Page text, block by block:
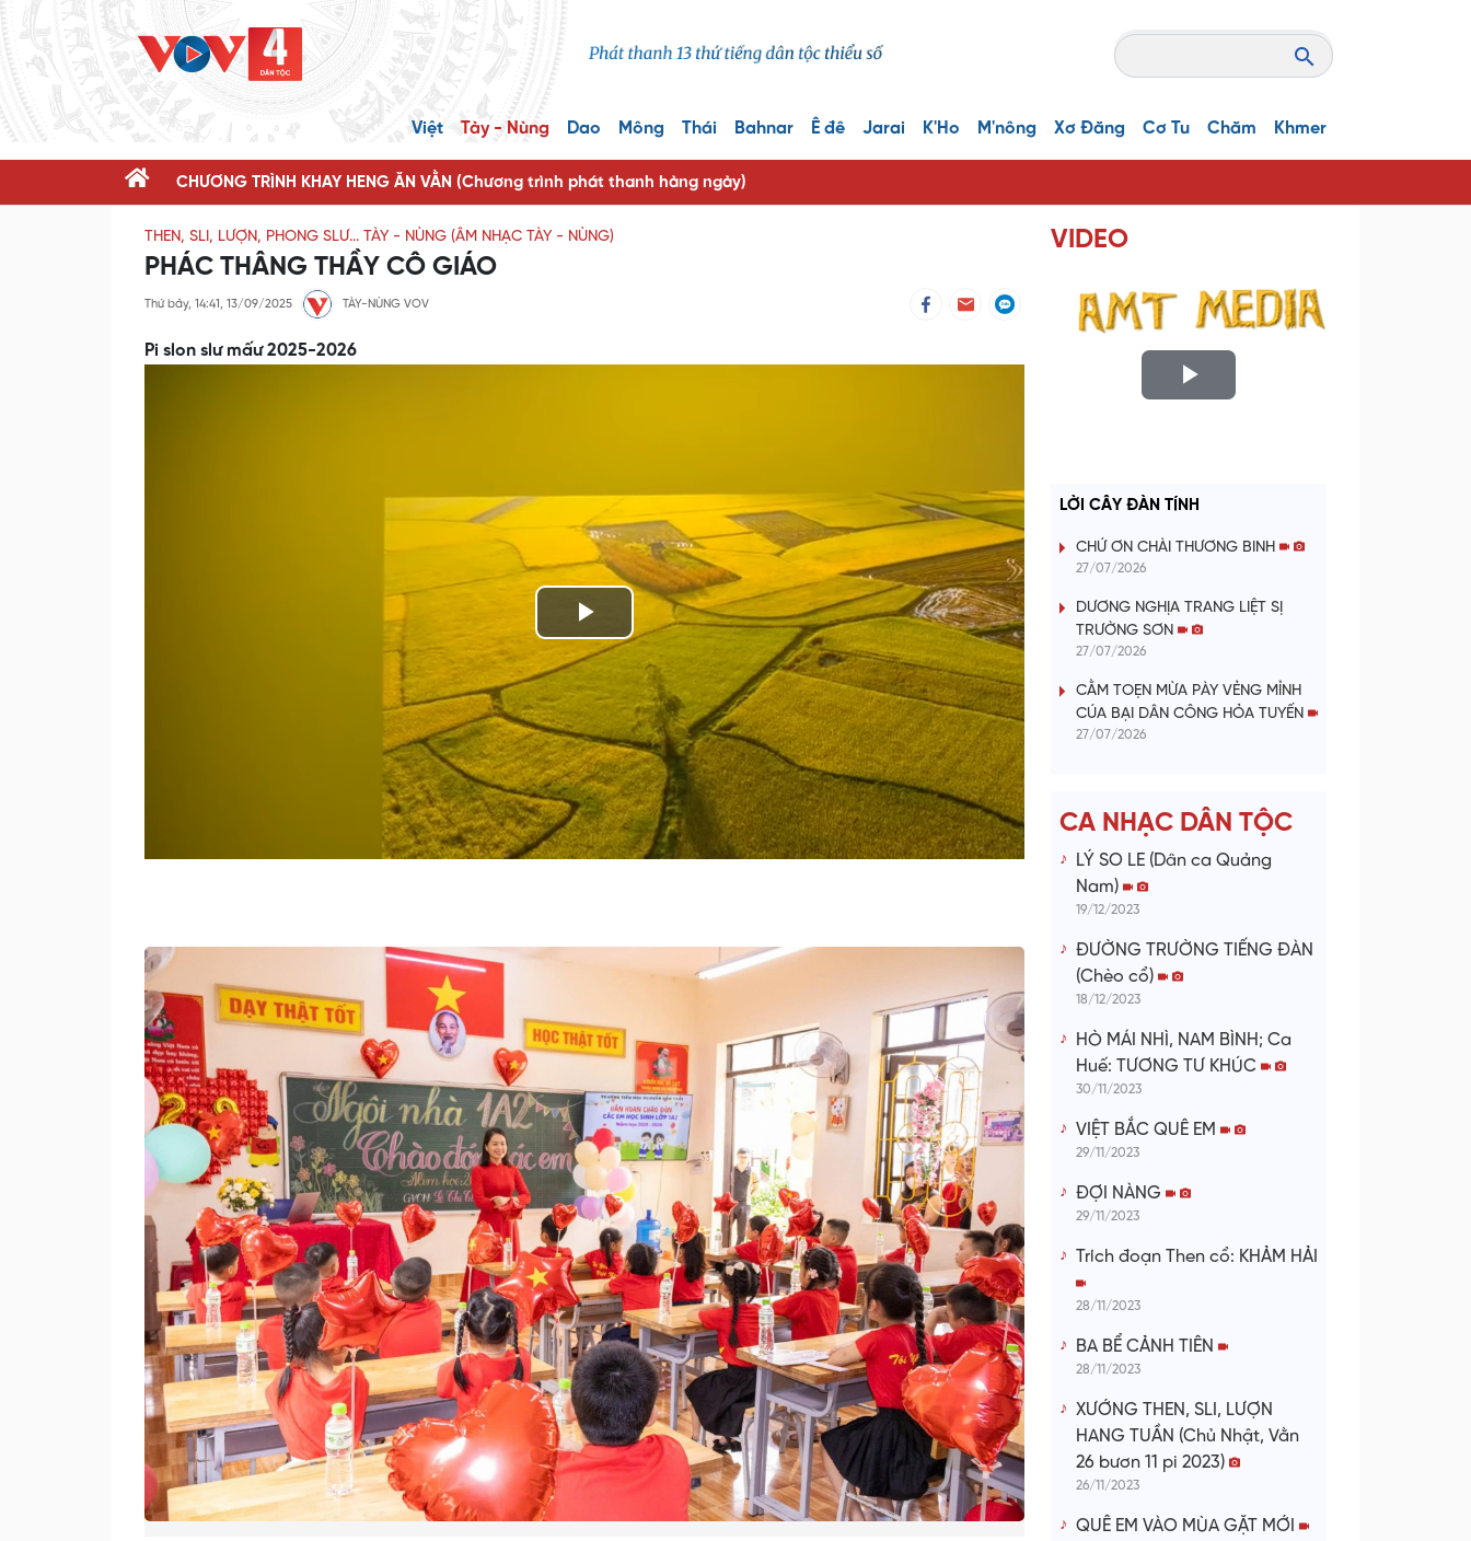
Việt Tày - Nùng Dao Mông Thái Bahnar Ê đê Jarai K'Ho M'nông Xơ Đăng Cơ Tu Chăm Khmer
CHƯƠNG TRÌNH KHAY HENG ĂN VẰN (Chương trình phát thanh hàng ngày)
THEN, SLI, LƯỢN, PHONG SLƯ... TÀY - NÙNG (ÂM NHẠC TÀY - NÙNG)
PHÁC THÂNG THẦY CÔ GIÁO
Thứ bảy, 14:41, 13/09/2025 TÀY-NÙNG VOV
Pi slon slư mấư 2025-2026
Play
Video
VIDEO
P
a
y
V
i
d
LỜI CÂY ĐÀN TÍNH
CHỨ ƠN CHÀI THƯƠNG BINH
27/07/2026
DƯƠNG NGHỊA TRANG LIỆT SỊ
TRƯỜNG SƠN
27/07/2026
CẰM TOẸN MỪA PÀY VẺNG MỈNH
CÚA BẠI DÂN CÔNG HỎA TUYẾN
27/07/2026
CA NHẠC DÂN TỘC
LÝ SO LE (Dân ca Quảng
Nam)
19/12/2023
ĐƯỜNG TRƯỜNG TIẾNG ĐÀN
(Chèo cổ)
18/12/2023
HÒ MÁI NHÌ, NAM BÌNH; Ca
Huế: TƯƠNG TƯ KHÚC
30/11/2023
VIỆT BẮC QUÊ EM
29/11/2023
ĐỢI NÀNG
29/11/2023
Trích đoạn Then cổ: KHẢM HẢI
28/11/2023
BA BỂ CẢNH TIÊN
28/11/2023
XƯỚNG THEN, SLI, LƯỢN
HANG TUẦN (Chủ Nhật, Vằn
26 bươn 11 pi 2023)
26/11/2023
QUÊ EM VÀO MÙA GẶT MỚI